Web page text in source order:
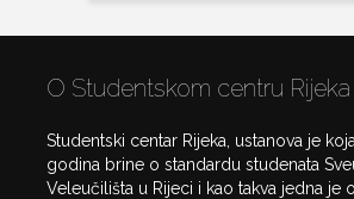
O Studentskom centru Rijeka
Studentski centar Rijeka, ustanova je
godina brine o standardu studenata
Veleučilišta u Rijeci i kao takva jedna je